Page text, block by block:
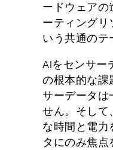
ードウェアの
ーティングリ
いう共通のテ
AIをセンサー
の根本的な課
サーデータは
せん。そして
な時間と電力
タにのみ焦